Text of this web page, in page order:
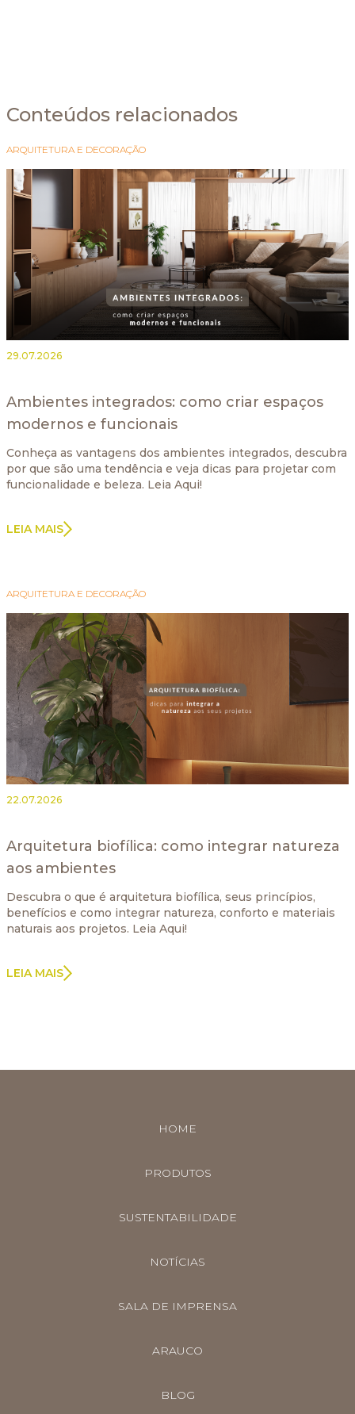
Conteúdos relacionados
ARQUITETURA E DECORAÇÃO
29.07.2026
Ambientes integrados: como criar espaços
modernos e funcionais
Conheça as vantagens dos ambientes integrados, descubra
por que são uma tendência e veja dicas para projetar com
funcionalidade e beleza. Leia Aqui!
LEIA MAIS
ARQUITETURA E DECORAÇÃO
22.07.2026
Arquitetura biofílica: como integrar natureza
aos ambientes
Descubra o que é arquitetura biofílica, seus princípios,
benefícios e como integrar natureza, conforto e materiais
naturais aos projetos. Leia Aqui!
LEIA MAIS
HOME
PRODUTOS
SUSTENTABILIDADE
NOTÍCIAS
SALA DE IMPRENSA
ARAUCO
BLOG